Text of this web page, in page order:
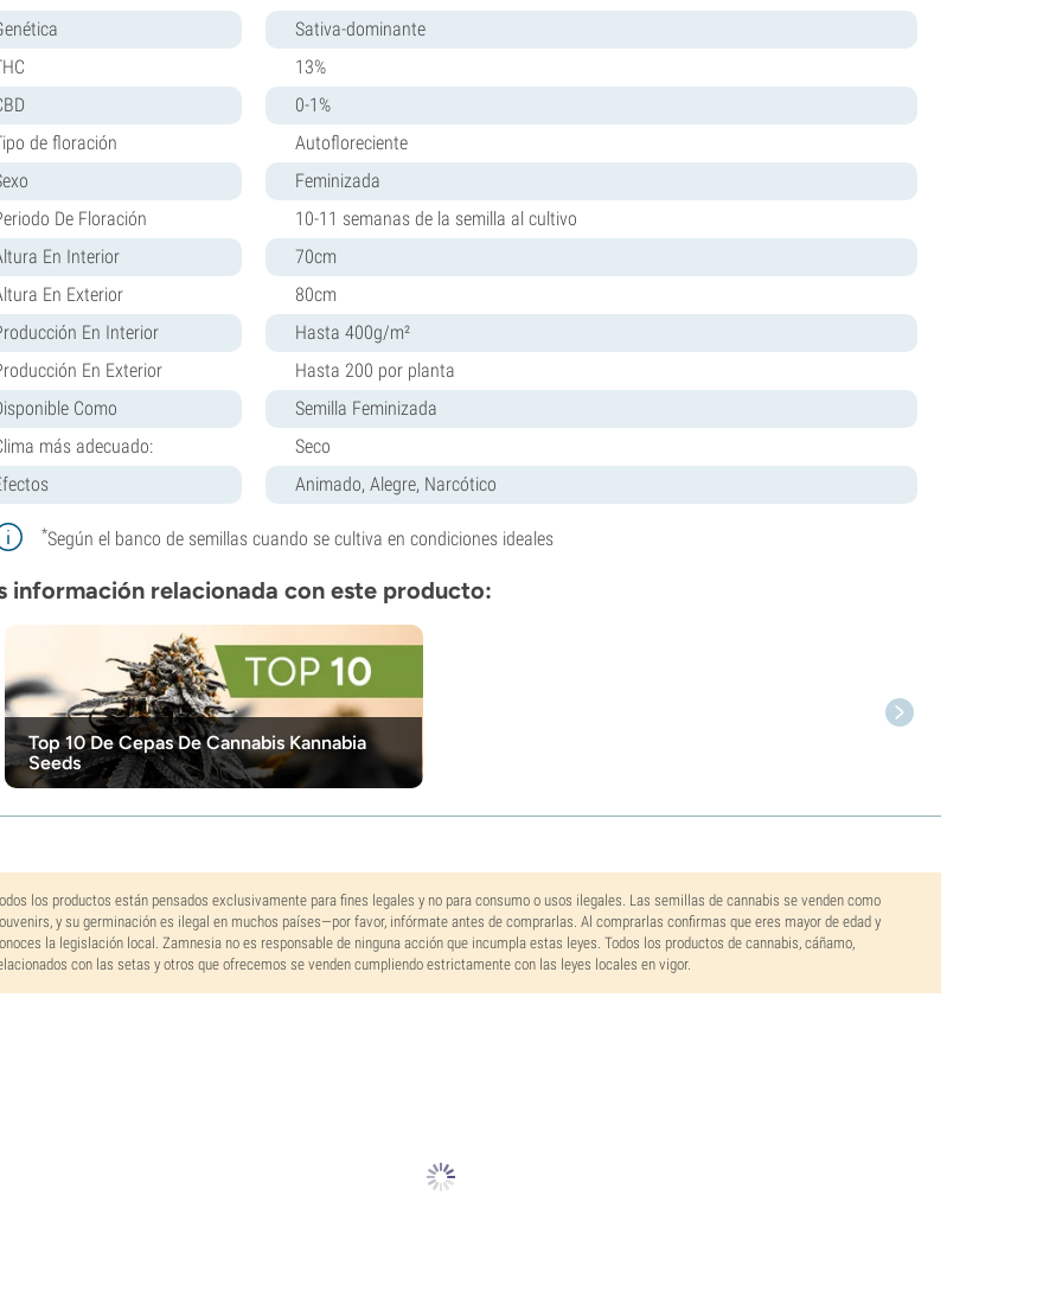
Sativa-dominante
13%
0-1%
de floración
Autofloreciente
Feminizada
De Floración
10-11 semanas de la semilla al cultivo
En Interior
70cm
En Exterior
80cm
En Interior
Hasta 400g/m²
En Exterior
Hasta 200 por planta
Como
Semilla Feminizada
más adecuado:
Seco
Animado, Alegre, Narcótico
*Según el banco de semillas cuando se cultiva en condiciones ideales
información relacionada con este producto:
Top 10 De Cepas De Cannabis Kannabia
Seeds
los productos están pensados exclusivamente para fines legales y no para consumo o usos ilegales. Las semillas de cannabis se venden como
y su germinación es ilegal en muchos países—por favor, infórmate antes de comprarlas. Al comprarlas confirmas que eres mayor de edad y
la legislación local. Zamnesia no es responsable de ninguna acción que incumpla estas leyes. Todos los productos de cannabis, cáñamo,
con las setas y otros que ofrecemos se venden cumpliendo estrictamente con las leyes locales en vigor.